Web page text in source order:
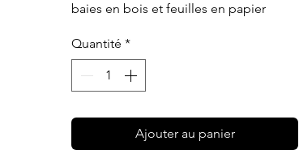
baies en bois et feuilles en papier
Toute en poésie !
Jolie en couronne sur une armoire, un
mur, une porte, un abat-jour, une table,
A suspendre ou à poser
Fabriquée à la main, en France dans les
Quantité *
Ajouter au panier